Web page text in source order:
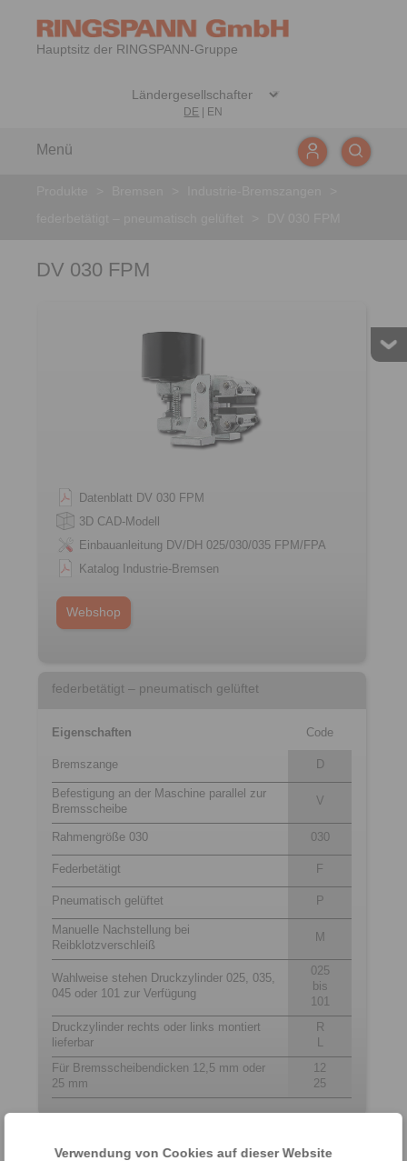
Verwendung von Cookies auf dieser Website
Hauptsitz der RINGSPANN-Gruppe
DE EN
Menü
DV 030 FPM
Datenblatt DV 030 FPM
3D CAD-Modell
Einbauanleitung DV/DH 025/030/035 FPM/FPA
Katalog Industrie-Bremsen
Webshop
federbetätigt – pneumatisch gelüftet
Eigenschaften Code
Bremszange D
Befestigung an der Maschine parallel zur
Bremsscheibe
V
Rahmengröße 030 030
Federbetätigt F
Pneumatisch gelüftet P
Manuelle Nachstellung bei
Reibklotzverschleiß
M
Wahlweise stehen Druckzylinder 025, 035,
045 oder 101 zur Verfügung
025
bis
101
Druckzylinder rechts oder links montiert
lieferbar
R
L
Für Bremsscheibendicken 12,5 mm oder
25 mm
12
25